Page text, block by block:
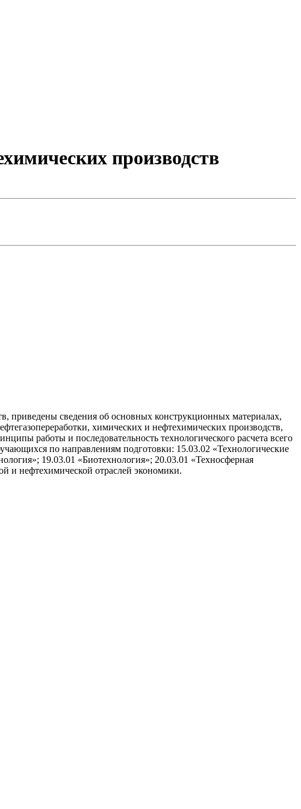
производств
приведены сведения об основных конструкционных материалах,
химических и нефтехимических производств,
работы и последовательность технологического расчета всего
по направлениям подготовки: 15.03.02 «Технологические
19.03.01 «Биотехнология»; 20.03.01 «Техносферная
и нефтехимической отраслей экономики.